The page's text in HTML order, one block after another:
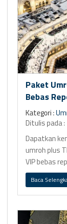
Paket
Bebas
Kategori :
Ditulis pada :
Dapatkan
umroh plus
VIP bebas
bintang 5
Baca